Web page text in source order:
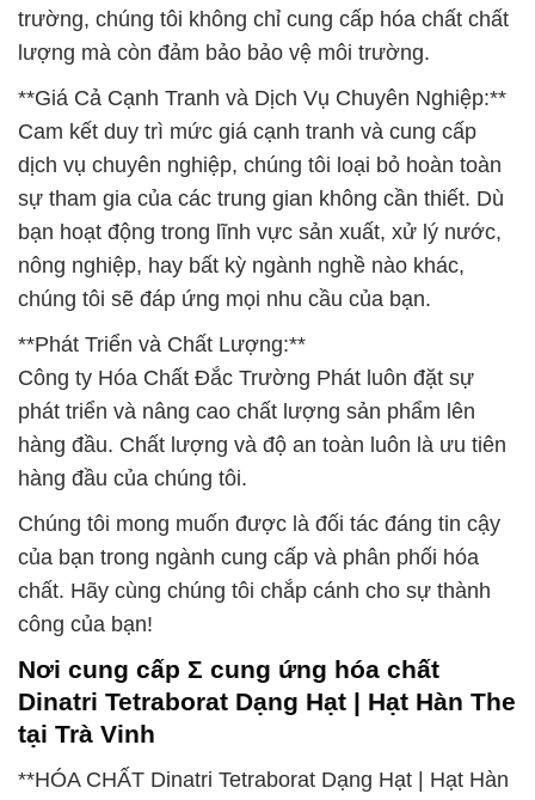
trường, chúng tôi không chỉ cung cấp hóa chất chất
lượng mà còn đảm bảo bảo vệ môi trường.
**Giá Cả Cạnh Tranh và Dịch Vụ Chuyên Nghiệp:**
Cam kết duy trì mức giá cạnh tranh và cung cấp
dịch vụ chuyên nghiệp, chúng tôi loại bỏ hoàn toàn
sự tham gia của các trung gian không cần thiết. Dù
bạn hoạt động trong lĩnh vực sản xuất, xử lý nước,
nông nghiệp, hay bất kỳ ngành nghề nào khác,
chúng tôi sẽ đáp ứng mọi nhu cầu của bạn.
**Phát Triển và Chất Lượng:**
Công ty Hóa Chất Đắc Trường Phát luôn đặt sự
phát triển và nâng cao chất lượng sản phẩm lên
hàng đầu. Chất lượng và độ an toàn luôn là ưu tiên
hàng đầu của chúng tôi.
Chúng tôi mong muốn được là đối tác đáng tin cậy
của bạn trong ngành cung cấp và phân phối hóa
chất. Hãy cùng chúng tôi chắp cánh cho sự thành
công của bạn!
Nơi cung cấp Σ cung ứng hóa chất
Dinatri Tetraborat Dạng Hạt | Hạt Hàn The
tại Trà Vinh
**HÓA CHẤT Dinatri Tetraborat Dạng Hạt | Hạt Hàn